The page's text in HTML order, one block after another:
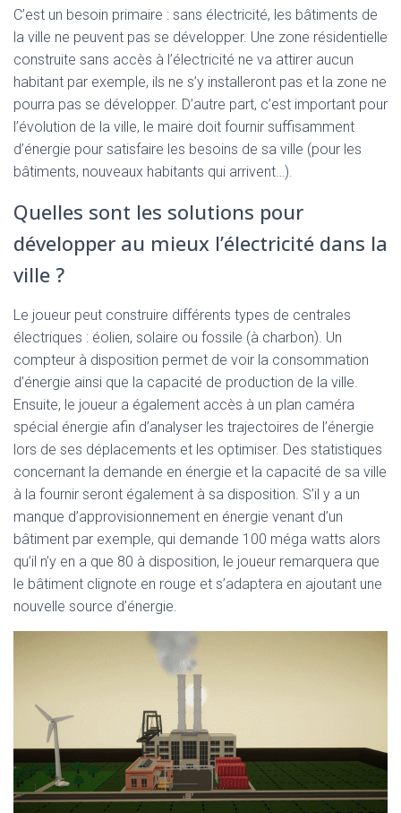
C’est un besoin primaire : sans électricité, les bâtiments de
la ville ne peuvent pas se développer. Une zone résidentielle
construite sans accès à l’électricité ne va attirer aucun
habitant par exemple, ils ne s’y installeront pas et la zone ne
pourra pas se développer. D’autre part, c’est important pour
l’évolution de la ville, le maire doit fournir suffisamment
d’énergie pour satisfaire les besoins de sa ville (pour les
bâtiments, nouveaux habitants qui arrivent…).
Quelles sont les solutions pour
développer au mieux l’électricité dans la
ville ?
Le joueur peut construire différents types de centrales
électriques : éolien, solaire ou fossile (à charbon). Un
compteur à disposition permet de voir la consommation
d’énergie ainsi que la capacité de production de la ville.
Ensuite, le joueur a également accès à un plan caméra
spécial énergie afin d’analyser les trajectoires de l’énergie
lors de ses déplacements et les optimiser. Des statistiques
concernant la demande en énergie et la capacité de sa ville
à la fournir seront également à sa disposition. S’il y a un
manque d’approvisionnement en énergie venant d’un
bâtiment par exemple, qui demande 100 méga watts alors
qu’il n’y en a que 80 à disposition, le joueur remarquera que
le bâtiment clignote en rouge et s’adaptera en ajoutant une
nouvelle source d’énergie.